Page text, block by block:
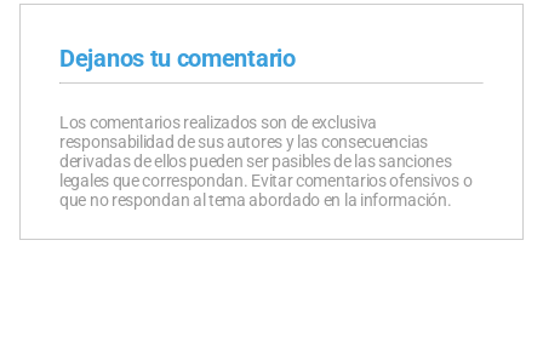
Dejanos tu comentario
Los comentarios realizados son de exclusiva
responsabilidad de sus autores y las consecuencias
derivadas de ellos pueden ser pasibles de las sanciones
legales que correspondan. Evitar comentarios ofensivos o
que no respondan al tema abordado en la información.